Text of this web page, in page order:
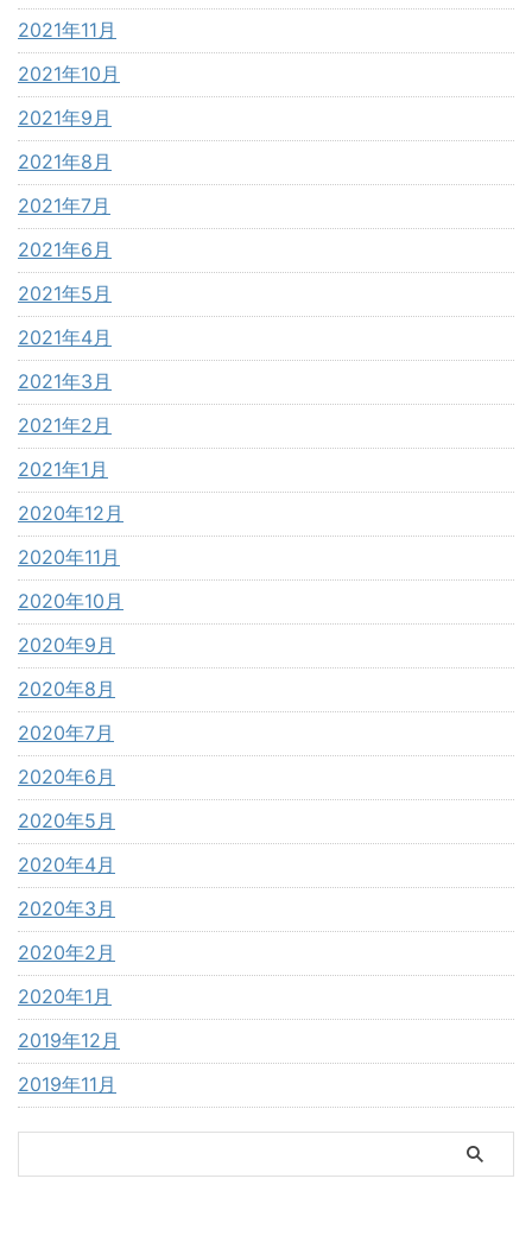
2021年11月
2021年10月
2021年9月
2021年8月
2021年7月
2021年6月
2021年5月
2021年4月
2021年3月
2021年2月
2021年1月
2020年12月
2020年11月
2020年10月
2020年9月
2020年8月
2020年7月
2020年6月
2020年5月
2020年4月
2020年3月
2020年2月
2020年1月
2019年12月
2019年11月